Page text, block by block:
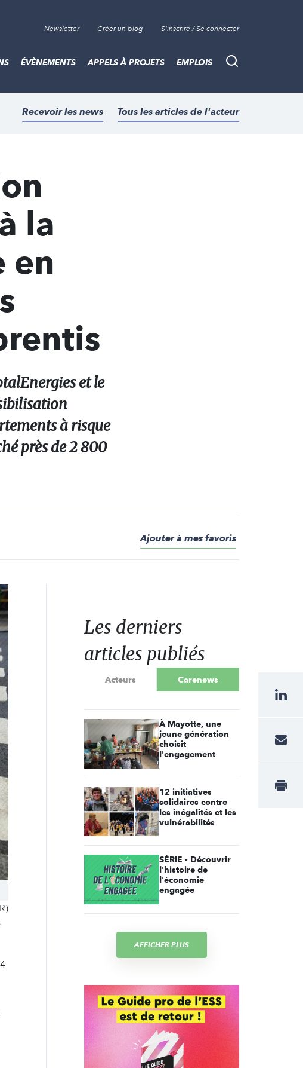
Newsletter Créer un blog S'inscrire / Se connecter
Recherche
ÉVÈNEMENTS APPELS À PROJETS EMPLOIS
Recevoir les news Tous les articles de l'acteur
la
en
et le
à risque
près de 2 800
Ajouter à mes favoris
Les derniers
articles publiés
Acteurs Carenews
À Mayotte, une
jeune génération
choisit
l'engagement
12 initiatives
solidaires contre
les inégalités et les
vulnérabilités
SÉRIE - Découvrir
l'histoire de
l'économie
engagée
AFFICHER PLUS